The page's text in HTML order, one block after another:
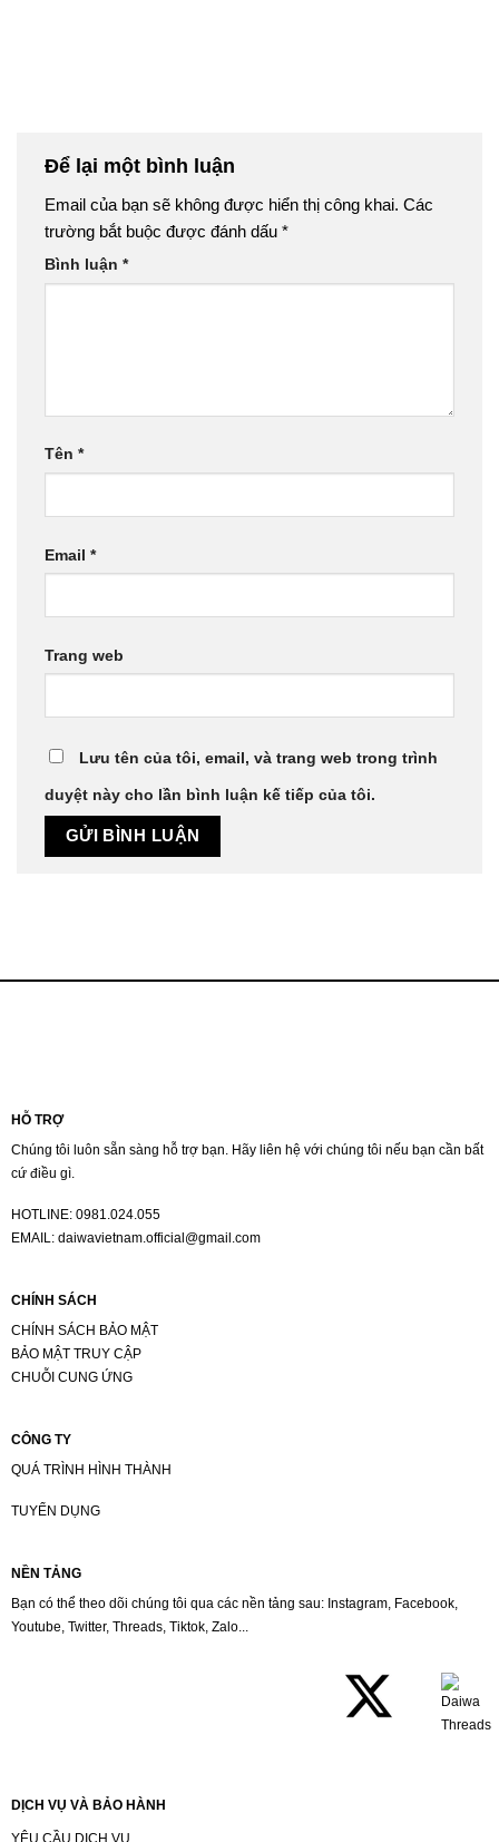
Để lại một bình luận
Email của bạn sẽ không được hiển thị công khai. Các
trường bắt buộc được đánh dấu *
Bình luận *
Tên *
Email *
Trang web
Lưu tên của tôi, email, và trang web trong trình
duyệt này cho lần bình luận kế tiếp của tôi.
HỖ TRỢ
Chúng tôi luôn sẵn sàng hỗ trợ bạn. Hãy liên hệ với chúng tôi nếu bạn cần bất
cứ điều gì.
HOTLINE: 0981.024.055
EMAIL: daiwavietnam.official@gmail.com
CHÍNH SÁCH
CHÍNH SÁCH BẢO MẬT
BẢO MẬT TRUY CẬP
CHUỖI CUNG ỨNG
CÔNG TY
QUÁ TRÌNH HÌNH THÀNH
TUYỂN DỤNG
NỀN TẢNG
Bạn có thể theo dõi chúng tôi qua các nền tảng sau: Instagram, Facebook,
Youtube, Twitter, Threads, Tiktok, Zalo...
DỊCH VỤ VÀ BẢO HÀNH